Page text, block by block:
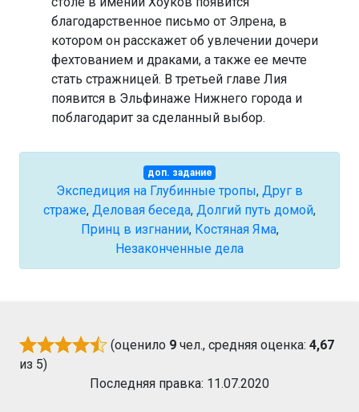
благодарственное письмо от Элрена, в
котором он расскажет об увлечении дочери
фехтованием и драками, а также ее мечте
стать стражницей. В третьей главе Лия
появится в Эльфинаже Нижнего города и
поблагодарит за сделанный выбор.
доп. задание
Экспедиция на Глубинные тропы, Друг в
страже, Деловая беседа, Долгий путь домой,
Принц в изгнании, Костяная Яма,
Незаконченные дела
(оценило 9 чел., средняя оценка:4,67
из 5)
Последняя правка: 11.07.2020